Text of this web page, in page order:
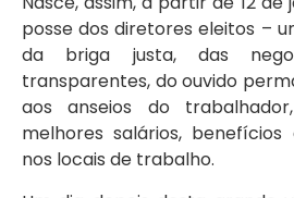
posse dos diretores eleitos –
da briga justa, das
transparentes, do ouvido
aos anseios do
melhores salários, benefícios
nos locais de trabalho.